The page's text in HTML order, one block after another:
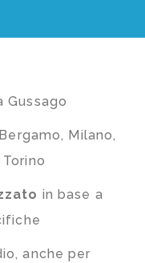
Gussago
Milano,
in base a
anche per